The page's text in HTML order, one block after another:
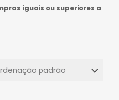
iguais ou superiores a